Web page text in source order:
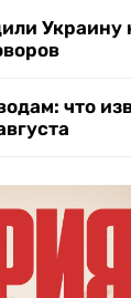
Украину
что